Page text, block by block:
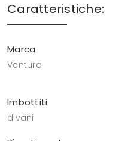
Caratteristiche:
Marca
Ventura
Imbottiti
divani